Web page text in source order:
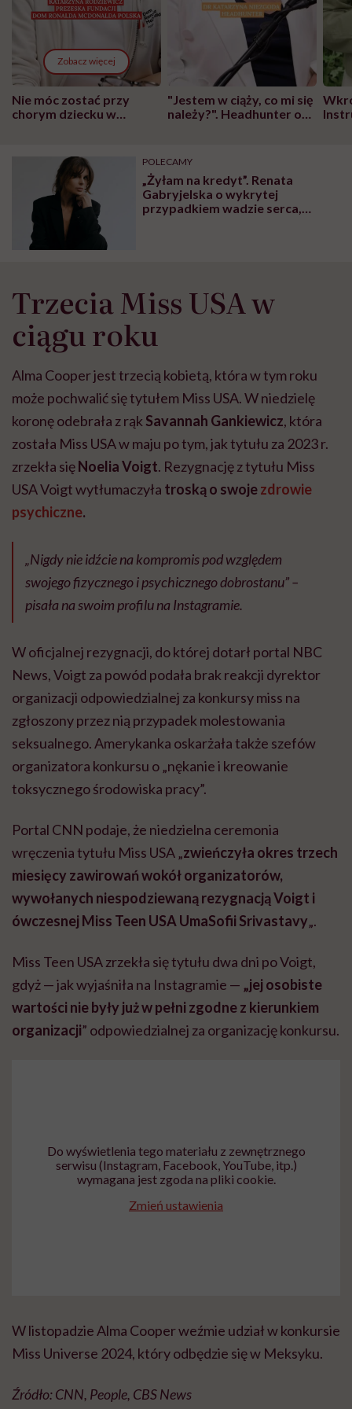
Zobacz więcej
Nie móc zostać przy
chorym dziecku w
może chyba tylko
głupota i brak
wyobraźni"
"Jestem w ciąży, co mi się
należy?". Headhunter o
pracy
POLECAMY
„Żyłam na kredyt”. Renata
Gabryjelska o wykrytej
przypadkiem wadzie serca,
Trzecia Miss USA w
ciągu roku
Alma Cooper jest trzecią kobietą, która w tym roku
może pochwalić się tytułem Miss USA. W niedzielę
koronę odebrała z rąk Savannah Gankiewicz, która
została Miss USA w maju po tym, jak tytułu za 2023 r.
zrzekła sięNoelia Voigt. Rezygnację z tytułu Miss
USA Voigt wytłumaczyła troską o swojezdrowie
psychiczne.
„Nigdy nie idźcie na kompromis pod względem
swojego fizycznego i psychicznego dobrostanu” –
pisała na swoim profilu na Instagramie.
W oficjalnej rezygnacji, do której dotarł portal NBC
News, Voigt za powód podała brak reakcji dyrektor
organizacji odpowiedzialnej za konkursy miss na
zgłoszony przez nią przypadek molestowania
seksualnego. Amerykanka oskarżała także szefów
organizatora konkursu o „nękanie i kreowanie
toksycznego środowiska pracy”.
Portal CNN podaje, że niedzielna ceremonia
wręczenia tytułu Miss USA „zwieńczyła okres trzech
miesięcy zawirowań wokół organizatorów,
wywołanych niespodziewaną rezygnacją Voigt i
ówczesnej Miss Teen USA UmaSofii Srivastavy„.
Miss Teen USA zrzekła się tytułu dwa dni po Voigt,
gdyż — jak wyjaśniła na Instagramie — „jej osobiste
wartości nie były już w pełni zgodne z kierunkiem
organizacji” odpowiedzialnej za organizację konkursu.
Do wyświetlenia tego materiału z zewnętrznego
serwisu (Instagram, Facebook, YouTube, itp.)
wymagana jest zgoda na pliki cookie.
Zmień ustawienia
W listopadzie Alma Cooper weźmie udział w konkursie
Miss Universe 2024, który odbędzie się w Meksyku.
Źródło: CNN, People, CBS News